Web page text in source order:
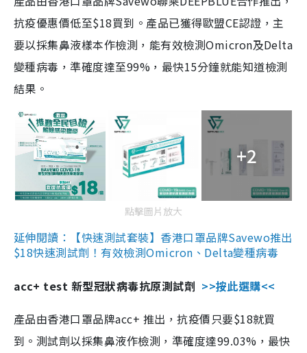
抗疫優惠價低至$18買到。產品已獲得歐盟CE認證，主
要以採集鼻液樣本作檢測，能有效檢測Omicron及Delta
變種病毒，準確度達至99%，最快15分鐘就能知道檢測
結果。
+2
點擊圖片放大
延伸閱讀：【快速測試套裝】香港口罩品牌Savewo推出
$18快速測試劑！有效檢測Omicron、Delta變種病毒
acc+ test 新型冠狀病毒抗原測試劑 >>按此選購<<
產品由香港口罩品牌acc+ 推出，抗疫價只要$18就買
到。測試劑以採集鼻液作檢測，準確度達99.03%，最快